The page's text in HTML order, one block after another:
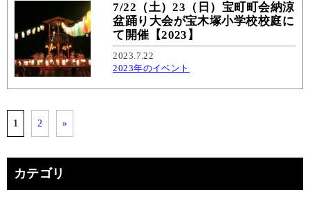
7/22（土）23（日）宝町町会納涼
盆踊り大会が宝木塚小学校校庭に
て開催【2023】
2023.7.22
2023年のイベント
1 2 »
カテゴリ